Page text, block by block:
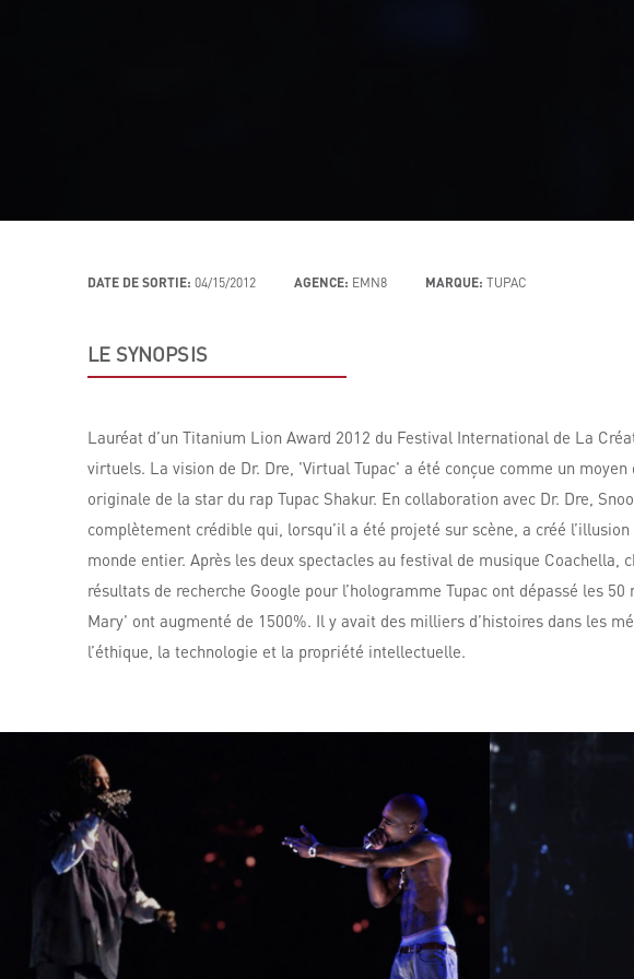
DATE DE SORTIE: 04/15/2012 AGENCE: EMN8 MARQUE: TUPAC
LE SYNOPSIS
Lauréat d’un Titanium Lion Award 2012 du Festival International de La
virtuels. La vision de Dr. Dre, 'Virtual Tupac' a été conçue comme un
originale de la star du rap Tupac Shakur. En collaboration avec Dr. Dre,
complètement crédible qui, lorsqu’il a été projeté sur scène, a créé
monde entier. Après les deux spectacles au festival de musique
résultats de recherche Google pour l’hologramme Tupac ont dépassé les
Mary' ont augmenté de 1500%. Il y avait des milliers d’histoires dans les
l’éthique, la technologie et la propriété intellectuelle.